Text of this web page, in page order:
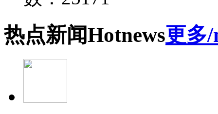
热点新闻Hotnews更多